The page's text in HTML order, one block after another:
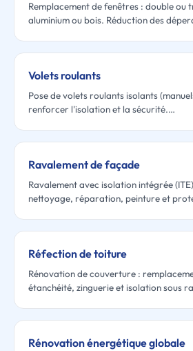
Remplacement de fenêtres : double ou
aluminium ou bois. Réduction des
Volets roulants
Pose de volets roulants isolants
renforcer l'isolation et la sécurité.…
Ravalement de façade
Ravalement avec isolation intégrée
nettoyage, réparation, peinture et
Réfection de toiture
Rénovation de couverture :
étanchéité, zinguerie et isolation sous
Rénovation énergétique globale